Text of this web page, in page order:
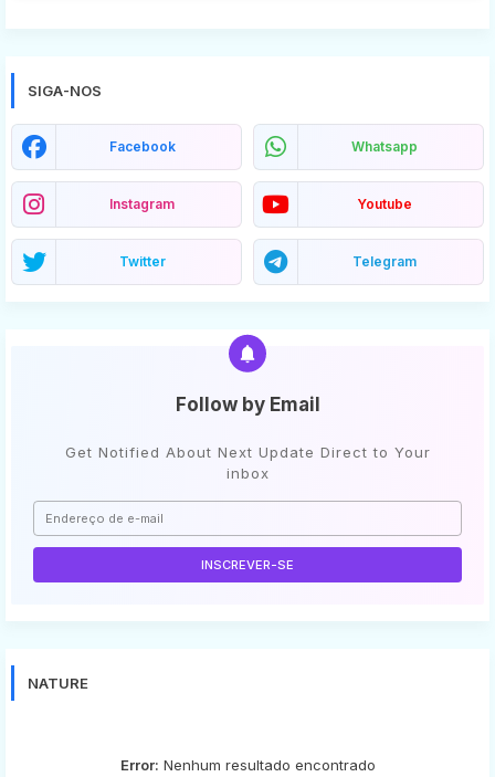
SIGA-NOS
Facebook Whatsapp
Instagram Youtube
Twitter Telegram
Follow by Email
Get Notified About Next Update Direct to Your
inbox
NATURE
Error: Nenhum resultado encontrado